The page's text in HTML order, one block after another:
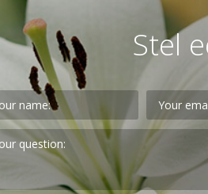
Stel